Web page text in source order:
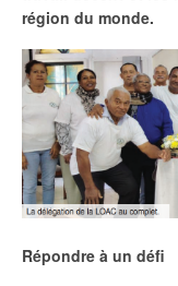
région du monde.
Répondre à un défi